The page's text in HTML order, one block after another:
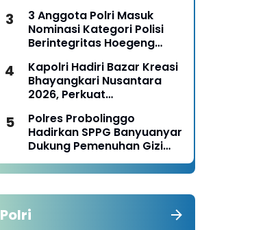
3 Anggota Polri Masuk
Nominasi Kategori Polisi
Berintegritas Hoegeng
Kapolri Hadiri Bazar Kreasi
Bhayangkari Nusantara
2026, Perkuat
Budaya Lokal
Polres Probolinggo
Hadirkan SPPG Banyuanyar
Dukung Pemenuhan Gizi
Nasional
Polri